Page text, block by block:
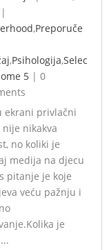
|
,Preporuče
,Psihologija,Selec
5 | 0
ekrani privlačni
nije nikakva
no koliki je
medija na djecu
pitanje je koje
veću pažnju i
je